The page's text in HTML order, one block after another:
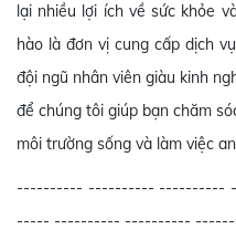
lại nhiều lợi ích về sức khỏe
hào là đơn vị cung cấp dịch
đội ngũ nhân viên giàu kinh
để chúng tôi giúp bạn chăm
môi trường sống và làm việc
---------- ---------- ----------
----- ---------- ----------